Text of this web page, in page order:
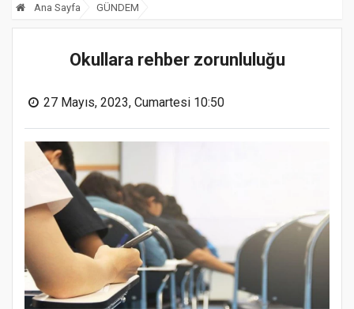
Ana Sayfa GÜNDEM
Okullara rehber zorunluluğu
27 Mayıs, 2023, Cumartesi 10:50